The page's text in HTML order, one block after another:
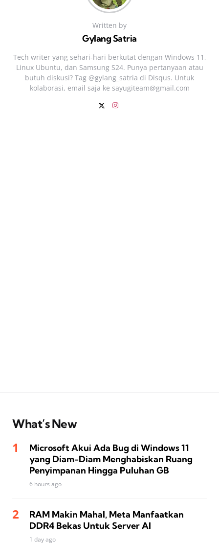
Written by
Gylang Satria
Tech writer yang sehari‑hari berkutat dengan Windows 11,
Linux Ubuntu, dan Samsung S24. Punya pertanyaan atau
butuh diskusi? Tag @gylang_satria di Disqus. Untuk
kolaborasi, email saja ke sayugiteam@gmail.com
What’s New
Microsoft Akui Ada Bug di Windows 11
yang Diam-Diam Menghabiskan Ruang
Penyimpanan Hingga Puluhan GB
6 hours ago
RAM Makin Mahal, Meta Manfaatkan
DDR4 Bekas Untuk Server AI
1 day ago